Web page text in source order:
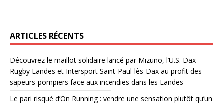
ARTICLES RÉCENTS
Découvrez le maillot solidaire lancé par Mizuno, l’U.S. Dax
Rugby Landes et Intersport Saint-Paul-lès-Dax au profit des
sapeurs-pompiers face aux incendies dans les Landes
Le pari risqué d’On Running : vendre une sensation plutôt qu’un